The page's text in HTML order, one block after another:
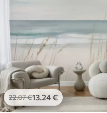
22.07€13 .24€